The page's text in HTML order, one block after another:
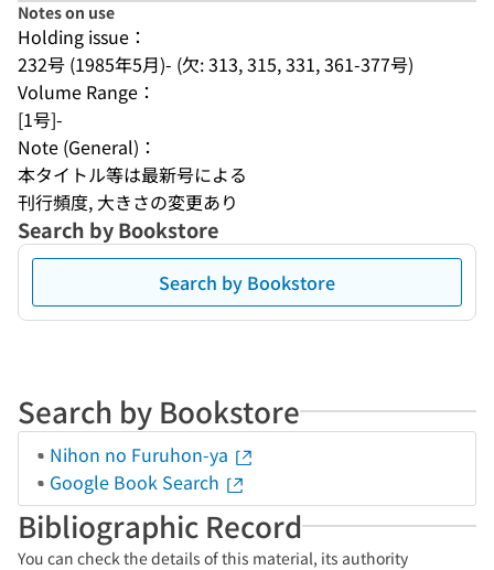
Notes on use
Holding issue：
232号 (1985年5月)- (欠: 313, 315, 331, 361-377号)
Volume Range：
[1号]-
Note (General)：
本タイトル等は最新号による
刊行頻度, 大きさの変更あり
Search by Bookstore
Search by Bookstore
Search by Bookstore
Nihon no Furuhon-ya
Google Book Search
Bibliographic Record
You can check the details of this material, its authority